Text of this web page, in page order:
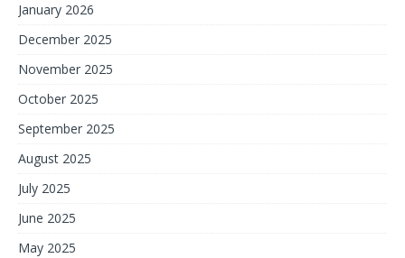
January 2026
December 2025
November 2025
October 2025
September 2025
August 2025
July 2025
June 2025
May 2025